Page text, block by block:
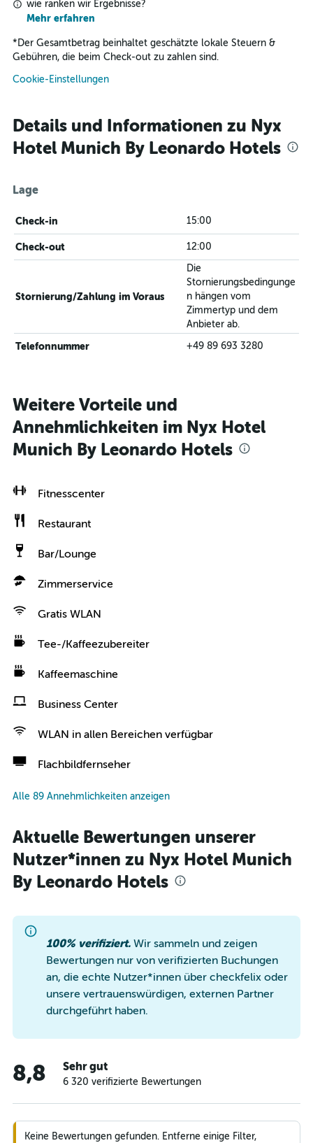
wie ranken wir Ergebnisse?
Mehr erfahren
* Der Gesamtbetrag beinhaltet geschätzte lokale Steuern &
Gebühren, die beim Check-out zu zahlen sind.
Cookie-Einstellungen
Details und Informationen zu Nyx
Hotel Munich By Leonardo Hotels
Lage
Check-in 15:00
Check-out 12:00
Stornierung/Zahlung im Voraus
Die
Stornierungsbedingunge
n hängen vom
Zimmertyp und dem
Anbieter ab.
Telefonnummer +49 89 693 3280
Weitere Vorteile und
Annehmlichkeiten im Nyx Hotel
Munich By Leonardo Hotels
Fitnesscenter
Restaurant
Bar/Lounge
Zimmerservice
Gratis WLAN
Tee-/Kaffeezubereiter
Kaffeemaschine
Business Center
WLAN in allen Bereichen verfügbar
Flachbildfernseher
Alle 89 Annehmlichkeiten anzeigen
Aktuelle Bewertungen unserer
Nutzer*innen zu Nyx Hotel Munich
By Leonardo Hotels
100% verifiziert. Wir sammeln und zeigen
Bewertungen nur von verifizierten Buchungen
an, die echte Nutzer*innen über checkfelix oder
unsere vertrauenswürdigen, externen Partner
durchgeführt haben.
8,8 Sehr gut
6 320 verifizierte Bewertungen
Keine Bewertungen gefunden. Entferne einige Filter,